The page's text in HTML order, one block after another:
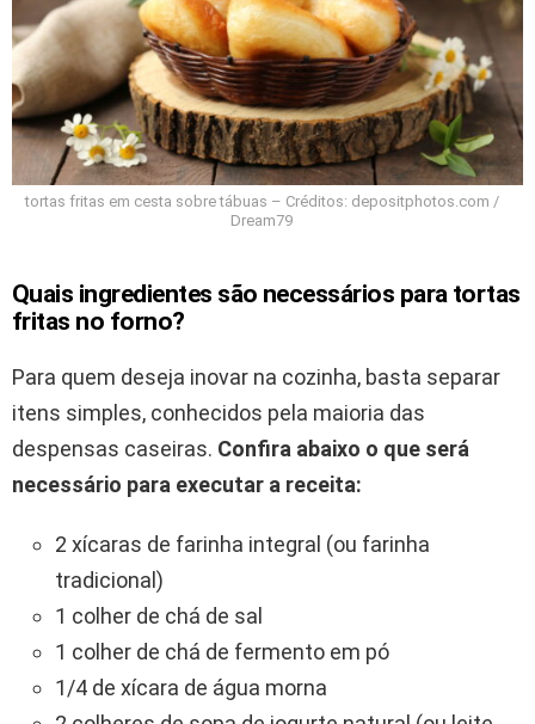
tortas fritas em cesta sobre tábuas – Créditos: depositphotos.com /
Dream79
Quais ingredientes são necessários para tortas
fritas no forno?
Para quem deseja inovar na cozinha, basta separar
itens simples, conhecidos pela maioria das
despensas caseiras. Confira abaixo o que será
necessário para executar a receita:
2 xícaras de farinha integral (ou farinha
tradicional)
1 colher de chá de sal
1 colher de chá de fermento em pó
1/4 de xícara de água morna